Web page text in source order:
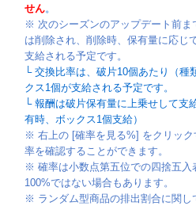
せん。
※ 次のシーズンのアップデート前ま
は削除され、削除時、保有量に応じ
支給される予定です。
└ 交換比率は、破片10個あたり（種
クス1個が支給される予定です。
└ 報酬は破片保有量に上乗せして支
有時、ボックス1個支給）
※ 右上の [確率を見る%] をクリッ
率を確認することができます。
※ 確率は小数点第五位での四捨五入
100%ではない場合もあります。
※ ランダム型商品の排出割合に関し